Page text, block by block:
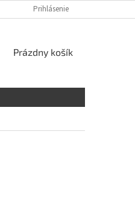
Prihlásenie
NÁKUPNÝ
Prázdny košík